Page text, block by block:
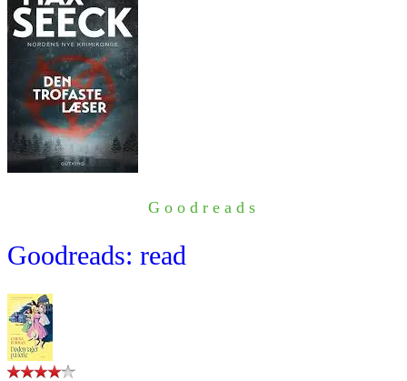
Goodreads
Goodreads: read